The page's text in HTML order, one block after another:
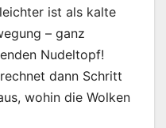
ist als kalte
– ganz
Nudeltopf!
dann Schritt
wohin die Wolken